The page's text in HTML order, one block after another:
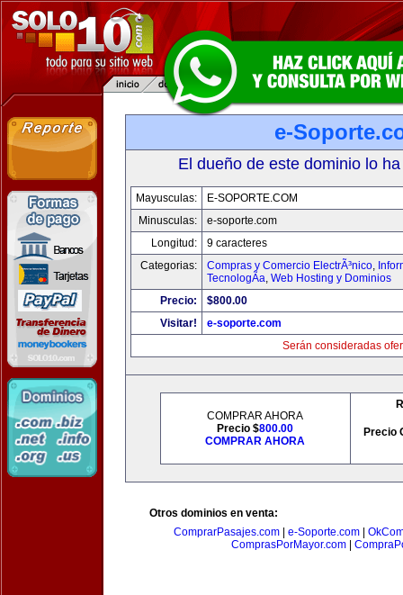
e-
El dueño de este dominio lo
Mayusculas:
E-SOPORTE.COM
Minusculas:
e-soporte.com
Longitud:
9 caracteres
Categorias:
Compras y Comercio ElectrÃ³nico,
TecnologÃ­a, Web Hosting y Dominios
Precio:
$800.00
Visitar!
e-soporte.com
Serán consideradas
COMPRAR AHORA
Precio $800.00
COMPRAR AHORA
Precio
Otros dominios en venta:
ComprarPasajes.com
e-Soporte.com
ComprasPorMayor.com|